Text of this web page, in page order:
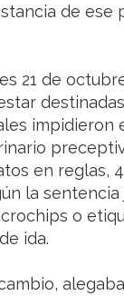
de ese
21 de
impidieron
en reglas,
la
o
ida.